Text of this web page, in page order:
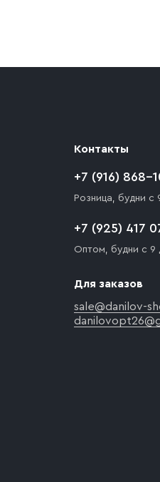
Контакты
+7 (916) 868-
Розница, будни с
+7 (925) 417
Оптом, будни с 9
Для заказов
sale@danilov-